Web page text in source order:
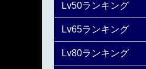
Lv50ランキング
Lv65ランキング
Lv80ランキング